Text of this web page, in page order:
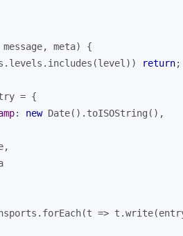
meta)
{
.levels.includes(level)) return;
= {
: new Date().toISOString(),
t =>